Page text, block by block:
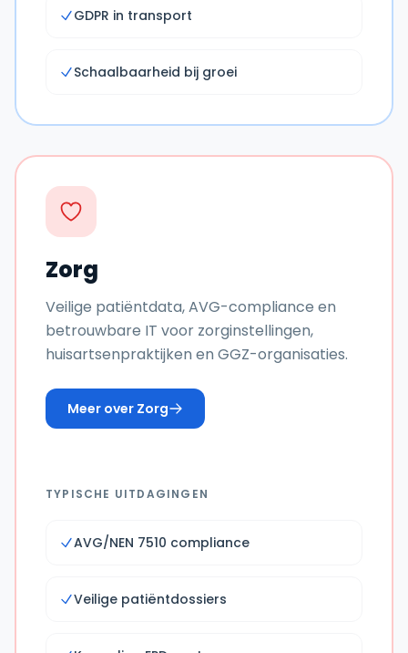
GDPR in transport
Schaalbaarheid bij groei
Zorg
Veilige patiëntdata, AVG-compliance en
betrouwbare IT voor zorginstellingen,
huisartsenpraktijken en GGZ-organisaties.
Meer over Zorg
TYPISCHE UITDAGINGEN
AVG/NEN 7510 compliance
Veilige patiëntdossiers